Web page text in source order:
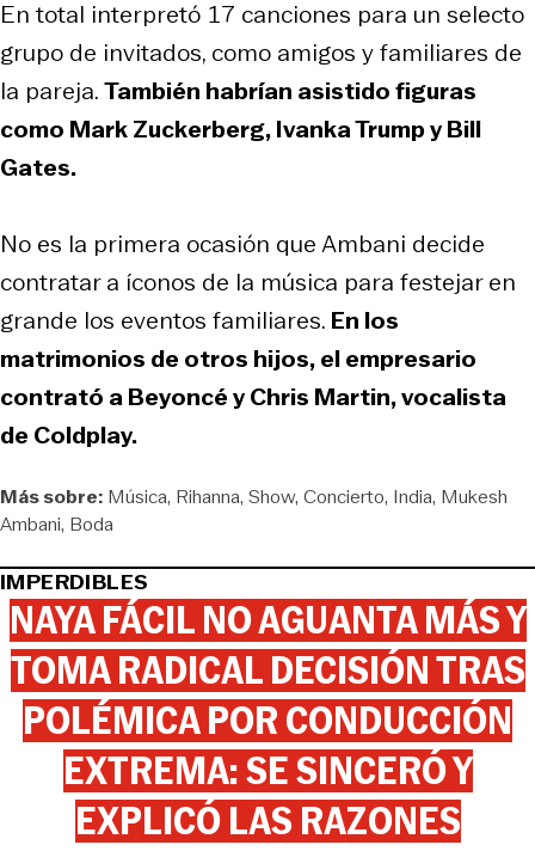
En total interpretó 17 canciones para un selecto
grupo de invitados, como amigos y familiares de
la pareja.También habrían asistido figuras
como Mark Zuckerberg, Ivanka Trump y Bill
Gates.
No es la primera ocasión que Ambani decide
contratar a íconos de la música para festejar en
grande los eventos familiares. En los
matrimonios de otros hijos, el empresario
contrató a Beyoncé y Chris Martin, vocalista
de Coldplay.
Más sobre: Música Rihanna Show Concierto India Mukesh
Ambani Boda
IMPERDIBLES
NAYA FÁCIL NO AGUANTA MÁS Y
TOMA RADICAL DECISIÓN TRAS
POLÉMICA POR CONDUCCIÓN
EXTREMA: SE SINCERÓ Y
EXPLICÓ LAS RAZONES